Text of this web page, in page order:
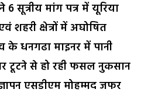
सूत्रीय मांग पत्र में यूरिया
शहरी क्षेत्रों में अघोषित
के धनगढा माइनर में पानी
टूटने से हो रही फसल नुकसान
एसडीएम मोहम्मद जफर